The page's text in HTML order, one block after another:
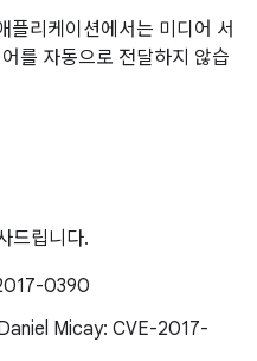
리케이션에서는 미디어 서
를 자동으로 전달하지 않습
드립니다.
0390
Micay: CVE-2017-